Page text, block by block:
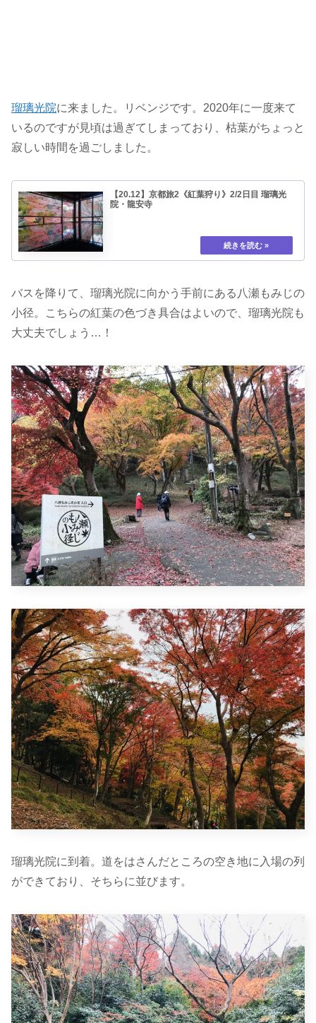
瑠璃光院に来ました。リベンジです。2020年に一度来て
いるのですが見頃は過ぎてしまっており、枯葉がちょっと
寂しい時間を過ごしました。
【20.12】京都旅2《紅葉狩り》2/2日目 瑠璃光
院・龍安寺
バスを降りて、瑠璃光院に向かう手前にある八瀬もみじの
小径。こちらの紅葉の色づき具合はよいので、瑠璃光院も
大丈夫でしょう…！
瑠璃光院に到着。道をはさんだところの空き地に入場の列
ができており、そちらに並びます。